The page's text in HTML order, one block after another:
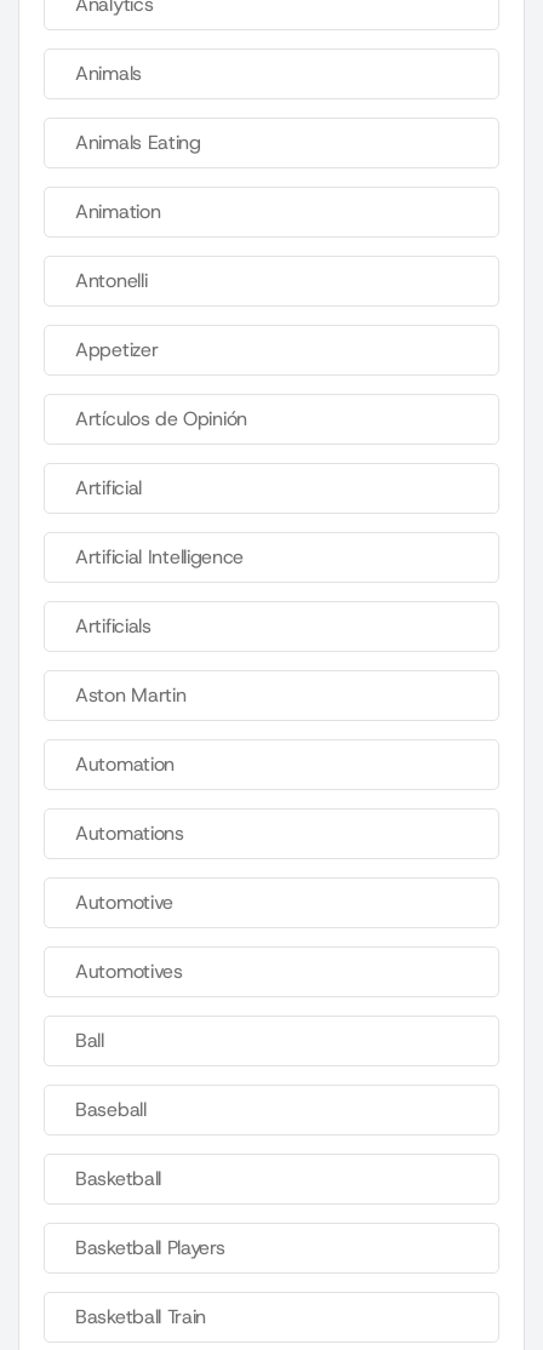
Animals
Animals Eating
Animation
Antonelli
Appetizer
Artículos de Opinión
Artificial
Artificial Intelligence
Artificials
Aston Martin
Automation
Automations
Automotive
Automotives
Ball
Baseball
Basketball
Basketball Players
Basketball Train